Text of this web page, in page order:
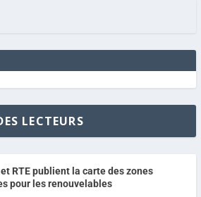
LECTEURS
RTE publient la carte des zones
pour les renouvelables